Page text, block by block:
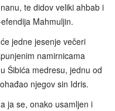
te didov veliki ahbab i
Mahmuljin.
jedne jesenje večeri
namirnicama
Šibića medresu, jednu od
njegov sin Idris.
ja se, onako usamljen i